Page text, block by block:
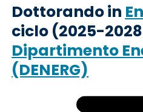
Dottorando in
ciclo (2025-
Dipartimento
(DENERG)